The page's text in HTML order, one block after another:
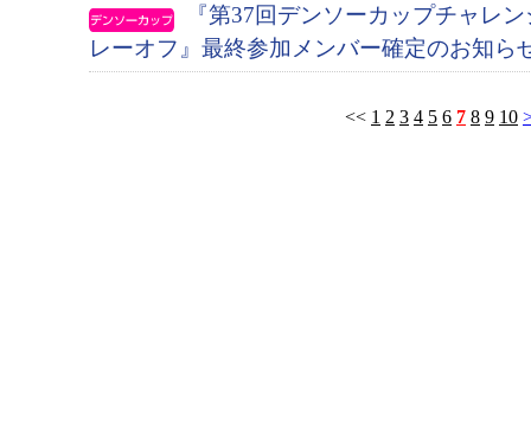
『第37回デンソーカップチャ
レーオフ』最終参加メンバー確定のお知ら
<< 1 2 3 4 5 6 7 8 9 10